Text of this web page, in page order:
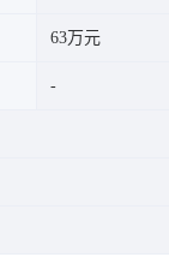
63万元